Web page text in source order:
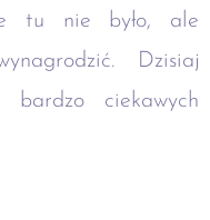
tu nie było, ale
Dzisiaj
ciekawych